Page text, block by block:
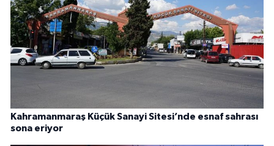
Kahramanmaraş Küçük Sanayi Sitesi’nde esnaf sahrası
sona eriyor